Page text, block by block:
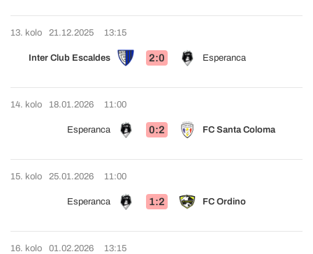
13. kolo 21.12.2025 13:15
Inter Club Escaldes 2:0 Esperanca
14. kolo 18.01.2026 11:00
Esperanca 0:2 FC Santa Coloma
15. kolo 25.01.2026 11:00
Esperanca 1:2 FC Ordino
16. kolo 01.02.2026 13:15